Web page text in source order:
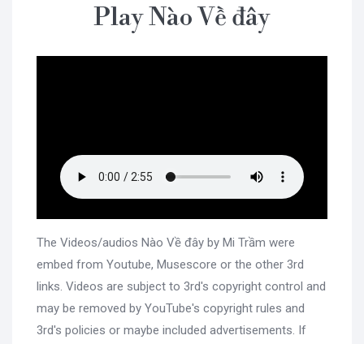
Play Nào Về đây
The Videos/audios Nào Về đây by Mi Trầm were
embed from Youtube, Musescore or the other 3rd
links. Videos are subject to 3rd's copyright control and
may be removed by YouTube's copyright rules and
3rd's policies or maybe included advertisements. If